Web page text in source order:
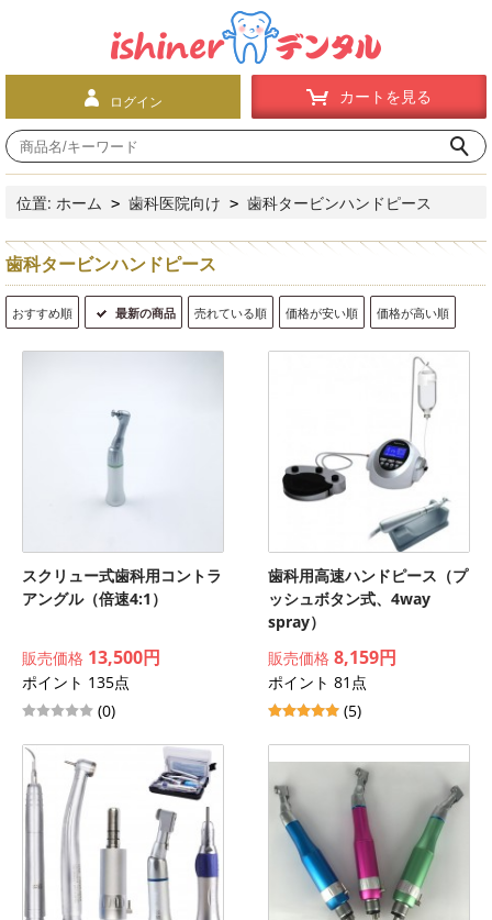
ログイン カートを見る
位置: ホーム > 歯科医院向け > 歯科タービンハンドピース
歯科タービンハンドピース
おすすめ順 最新の商品 売れている順 価格が安い順 価格が高い順
スクリュー式歯科用コントラ
アングル（倍速4:1）
販売価格 13,500円
ポイント 135点
(0)
歯科用高速ハンドピース（プ
ッシュボタン式、4way
spray）
販売価格 8,159円
ポイント 81点
(5)